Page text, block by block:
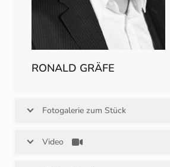
RONALD GRÄFE
Fotogalerie zum Stück
Video